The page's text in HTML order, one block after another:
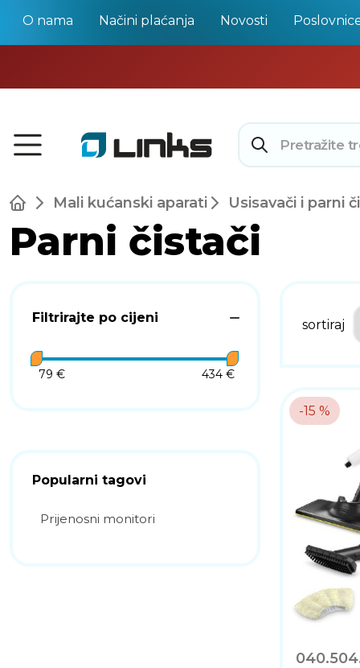
O nama Načini plaćanja Novosti
Mali kućanski aparati Usisavači i parni
Parni čistači
Filtrirajte po cijeni
79 € 434 €
Popularni tagovi
Prijenosni monitori
sortiraj
-15 %